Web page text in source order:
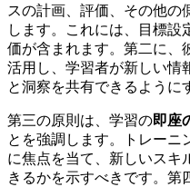
スの計画、評価、その他の
します。これには、目標設
価が含まれます。第二に、
活用し、学習者が新しい情
と洞察を共有できるように
第三の原則は、学習の即座
とを強調します。トレーニ
に焦点を当て、新しいスキ
きるかを示すべきです。第